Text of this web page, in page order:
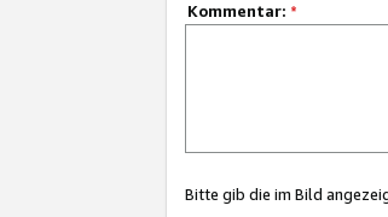
Kommentar: *
Bitte gib die im Bild